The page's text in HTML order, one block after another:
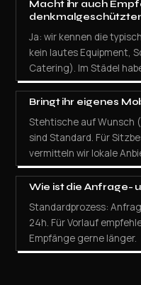
Macht ihr auch
Ja: wir kennen die
kein lautes Equipment,
Catering). Im Städel
Bringt ihr eigenes
Stehtische auf Wunsch
sind Standard. Für
vermitteln wir lokale
Wie ist die Anfrage-
Standardprozess:
24h. Für Vorlauf
Empfänge gerne länger.